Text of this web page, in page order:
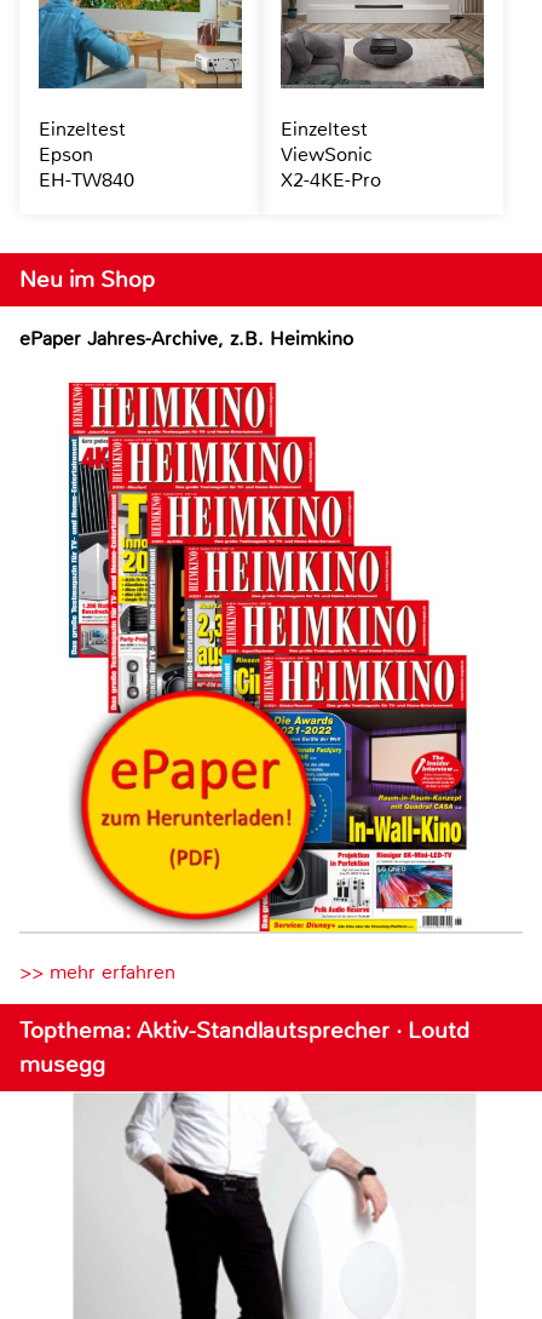
Neu im Shop
ePaper Jahres-Archive, z.B. Heimkino
>> mehr erfahren
Topthema: Aktiv-Standlautsprecher · Loutd
musegg
Einzeltest
Epson
EH-TW840
Einzeltest
ViewSonic
X2-4KE-Pro